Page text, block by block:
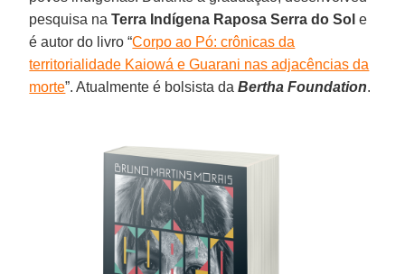
pesquisa naTerra Indígena Raposa Serra do Sol e
é autor do livro “Corpo ao Pó: crônicas da
territorialidade Kaiowá e Guarani nas adjacências da
morte”. Atualmente é bolsista daBertha Foundation.